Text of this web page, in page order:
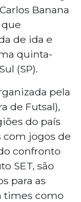
Banana
de ida e
quinta-
(SP).
pela
de Futsal),
do país
jogos de
confronto
SET, são
para as
times como